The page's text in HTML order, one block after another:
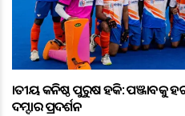
ଜାତୀୟ କନିଷ୍ଠ ପୁରୁଷ ହକି: ପଞ୍ଜାବକୁ
ଦମ୍ଦାର ପ୍ରଦର୍ଶନ